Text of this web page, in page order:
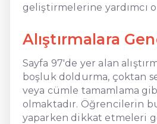
geliştirmelerine yardımcı
Alıştırmalara
Sayfa 97'de yer alan
boşluk doldurma, çoktan
veya cümle tamamlama
olmaktadır. Öğrencilerin bu
yaparken dikkat etmeleri